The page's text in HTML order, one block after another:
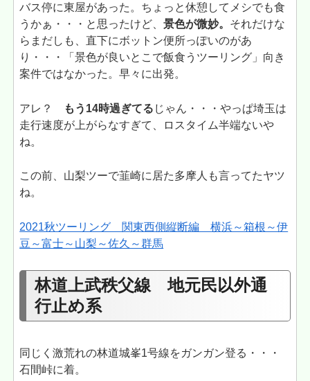
バス停に東屋があった。ちょっと休憩してメシでも食
うかぁ・・・と思ったけど、景色が微妙。 それだけな
らまだしも、直下にボットン便所っぽいのがあ
り・・・「景色が良いとこで飯食うツーリング」向き
案件ではなかった。早々に出発。
アレ？ もう14時過ぎてる じゃん・・・やっぱ埼玉は
走行速度が上がらなすぎて、ロスタイム半端ないや
ね。
この前、山梨ツーで韮崎に居た多摩人も言ってたヤツ
ね。
2021秋ツーリング 関東西側縦断編 横浜～箱根～伊
豆～富士～山梨～佐久～群馬
林道上武秩父線 地元民以外通
行止め系
同じく激荒れの林道城峯1号線をガンガン登る・・・
石間峠に着。